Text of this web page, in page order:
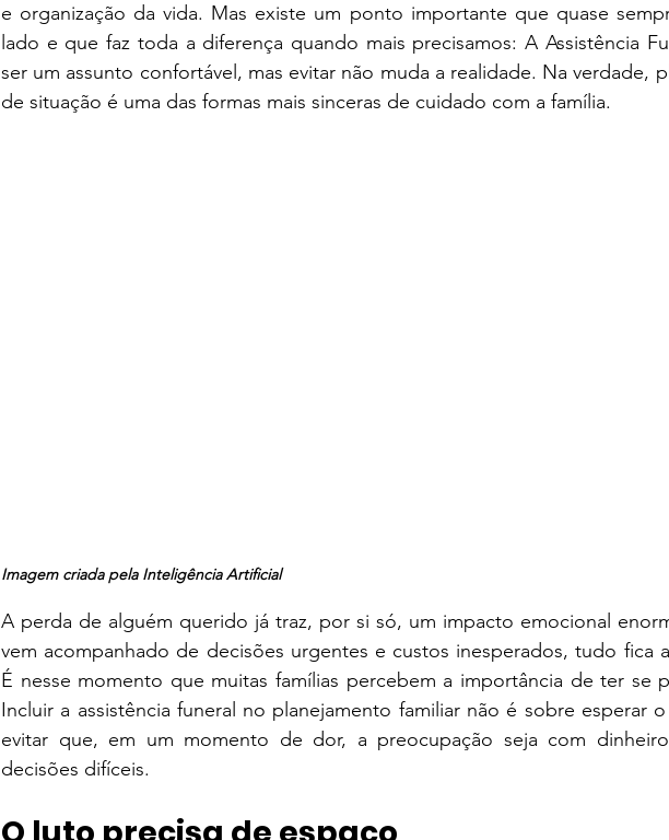
e organização da vida. Mas existe um ponto importante que quase
lado e que faz toda a diferença quando mais precisamos: A Assistência
ser um assunto confortável, mas evitar não muda a realidade. Na verdade,
de situação é uma das formas mais sinceras de cuidado com a família.
Imagem criada pela Inteligência Artificial
A perda de alguém querido já traz, por si só, um impacto emocional
vem acompanhado de decisões urgentes e custos inesperados, tudo fica
É nesse momento que muitas famílias percebem a importância de ter se
Incluir a assistência funeral no planejamento familiar não é sobre esperar
evitar que, em um momento de dor, a preocupação seja com
decisões difíceis.